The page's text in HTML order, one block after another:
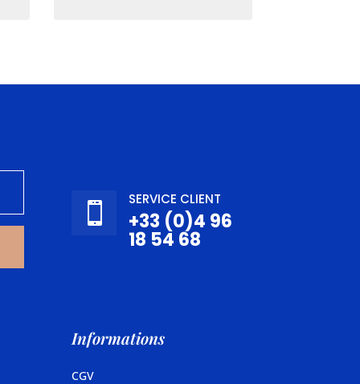

SERVICE CLIENT
+33 (0)4 96
18 54 68
Informations
CGV